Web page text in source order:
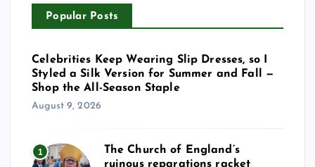
Popular Posts
Celebrities Keep Wearing Slip Dresses, so I
Styled a Silk Version for Summer and Fall —
Shop the All-Season Staple
August 9, 2026
1
The Church of England’s
ruinous reparations racket